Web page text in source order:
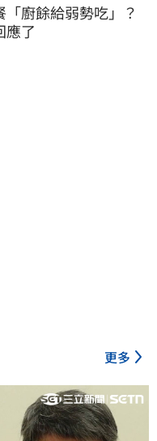
「廚餘給弱勢吃」？
應了
更多